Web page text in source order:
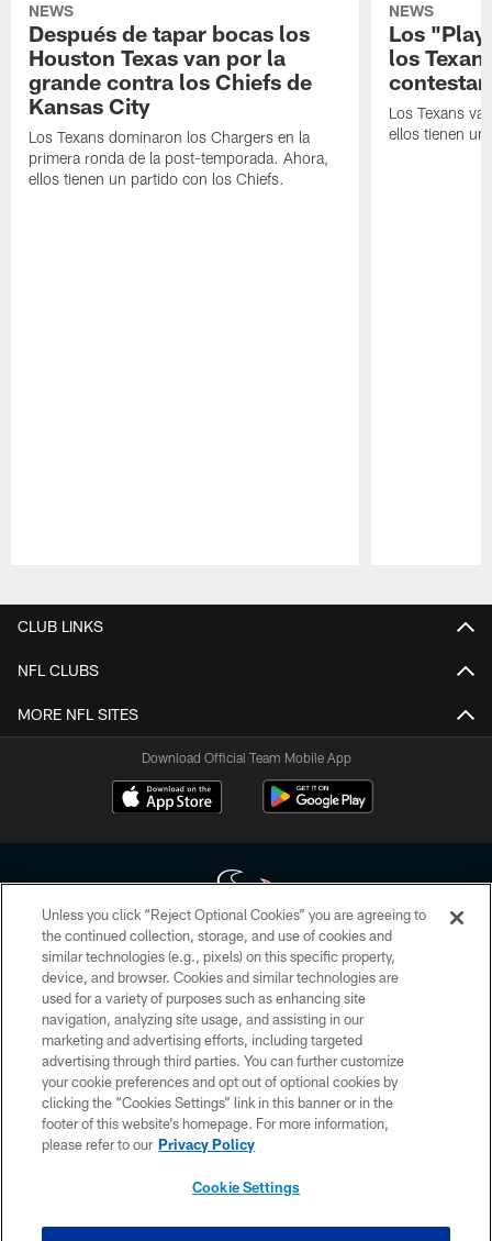
NEWS
Después de tapar bocas los
Houston Texas van por la
grande contra los Chiefs de
Kansas City
Los Texans dominaron los Chargers en la
primera ronda de la post-temporada. Ahora,
ellos tienen un partido con los Chiefs.
NEWS
Los
los
contestar
Los Texans
ellos tienen un
CLUB LINKS
NFL CLUBS
MORE NFL SITES
Download Official Team Mobile App
Copyright © 2026 Houston Texans. All rights reserved. No portion of
HoustonTexans.com may be duplicated, redistributed or manipulated in any
form. By accessing any information beyond this page, you agree to abide by
the HoustonTexans.com Privacy Policy, Code of Conduct, and Terms and
Conditions.
PRIVACY POLICY
ACCESSIBILITY
CONTACT US
Unless you click “Reject Optional Cookies” you are agreeing to
the continued collection, storage, and use of cookies and
similar technologies (e.g., pixels) on this specific property,
device, and browser. Cookies and similar technologies are
used for a variety of purposes such as enhancing site
navigation, analyzing site usage, and assisting in our
marketing and advertising efforts, including targeted
advertising through third parties. You can further customize
your cookie preferences and opt out of optional cookies by
clicking the “Cookies Settings” link in this banner or in the
footer of this website’s homepage. For more information,
please refer to our Privacy Policy
Cookie Settings